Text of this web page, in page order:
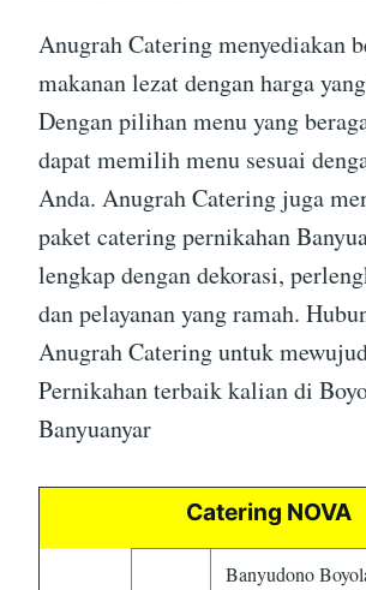
Anugrah Catering menyediakan
makanan lezat dengan harga
Dengan pilihan menu yang
dapat memilih menu sesuai
Anda. Anugrah Catering juga
paket catering pernikahan
lengkap dengan dekorasi,
dan pelayanan yang ramah.
Anugrah Catering untuk
Pernikahan terbaik kalian di
Banyuanyar
Catering NOVA
Banyudono